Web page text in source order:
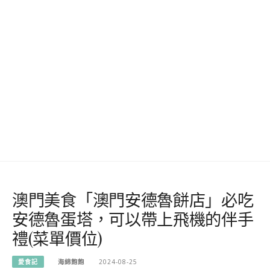
澳門美食「澳門安德魯餅店」必吃
安德魯蛋塔，可以帶上飛機的伴手
禮(菜單價位)
愛食記 海綿飽飽 2024-08-25